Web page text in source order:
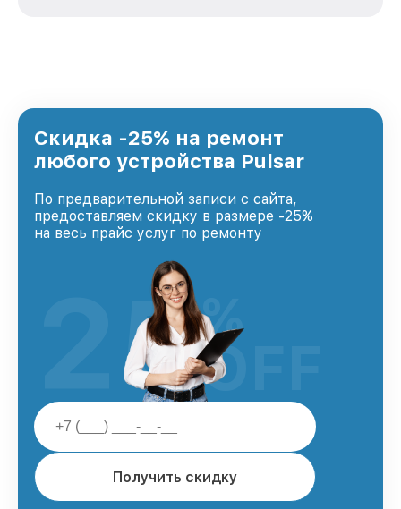
Скидка -25% на ремонт
любого устройства Pulsar
По предварительной записи с сайта,
предоставляем скидку в размере -25%
на весь прайс услуг по ремонту
Получить скидку
25%
OFF